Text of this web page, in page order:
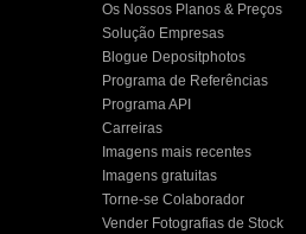
Os Nossos Planos & Preços
Solução Empresas
Blogue Depositphotos
Programa de Referências
Programa API
Carreiras
Imagens mais recentes
Imagens gratuitas
Torne-se Colaborador
Vender Fotografias de Stock